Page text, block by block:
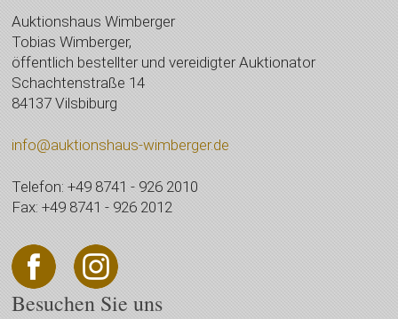
Auktionshaus Wimberger
Tobias Wimberger,
öffentlich bestellter und vereidigter Auktionator
Schachtenstraße 14
84137 Vilsbiburg
info@auktionshaus-wimberger.de
Telefon: +49 8741 - 926 2010
Fax: +49 8741 - 926 2012
Besuchen Sie uns